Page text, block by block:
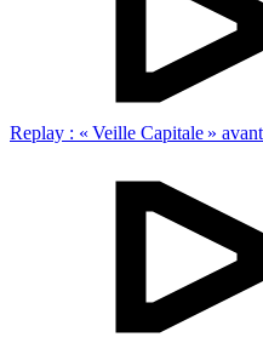
Replay : « Veille Capitale »